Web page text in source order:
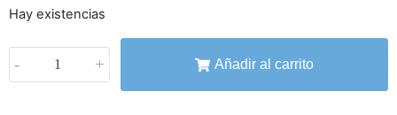
Hay existencias
- + Añadir al carrito